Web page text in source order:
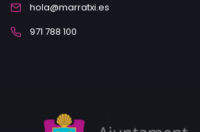
hola@marratxi.es
971 788 100